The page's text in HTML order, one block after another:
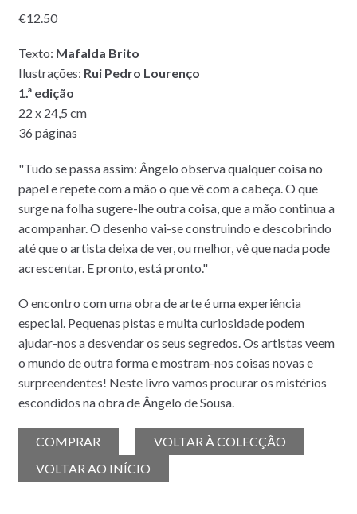
€12.50
Texto: Mafalda Brito
Ilustrações: Rui Pedro Lourenço
1.ª edição
22 x 24,5 cm
36 páginas
"Tudo se passa assim: Ângelo observa qualquer coisa no
papel e repete com a mão o que vê com a cabeça. O que
surge na folha sugere-lhe outra coisa, que a mão continua a
acompanhar. O desenho vai-se construindo e descobrindo
até que o artista deixa de ver, ou melhor, vê que nada pode
acrescentar. E pronto, está pronto."
O encontro com uma obra de arte é uma experiência
especial. Pequenas pistas e muita curiosidade podem
ajudar-nos a desvendar os seus segredos. Os artistas veem
o mundo de outra forma e mostram-nos coisas novas e
surpreendentes! Neste livro vamos procurar os mistérios
escondidos na obra de Ângelo de Sousa.
COMPRAR
VOLTAR À COLECÇÃO
VOLTAR AO INÍCIO